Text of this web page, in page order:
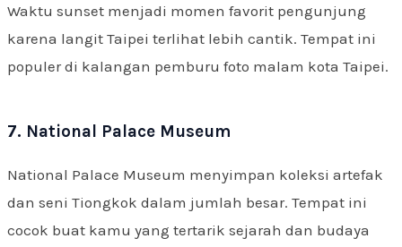
Waktu sunset menjadi momen favorit pengunjung
karena langit Taipei terlihat lebih cantik. Tempat ini
populer di kalangan pemburu foto malam kota Taipei.
7. National Palace Museum
National Palace Museum menyimpan koleksi artefak
dan seni Tiongkok dalam jumlah besar. Tempat ini
cocok buat kamu yang tertarik sejarah dan budaya